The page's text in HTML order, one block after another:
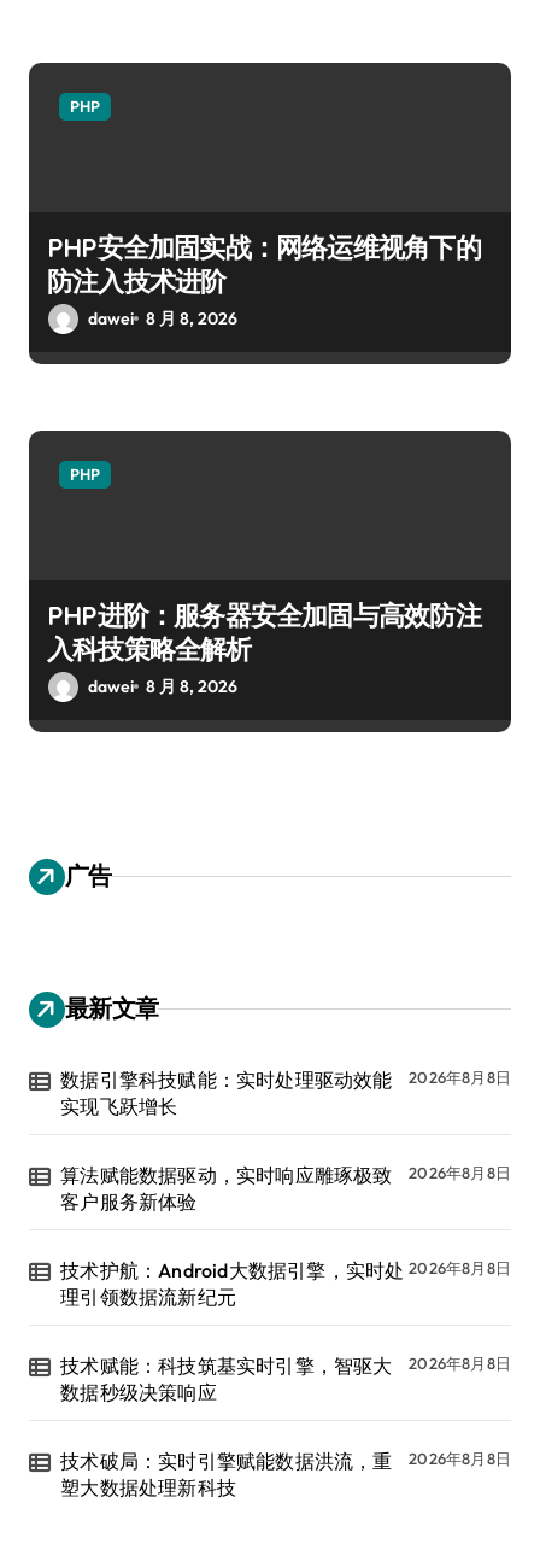
PHP
PHP安全加固实战：网络运维视角下的
防注入技术进阶
dawei 8 月 8, 2026
PHP
PHP进阶：服务器安全加固与高效防注
入科技策略全解析
dawei 8 月 8, 2026
广告
最新文章
数据引擎科技赋能：实时处理驱动效能
实现飞跃增长
2026年8月8日
算法赋能数据驱动，实时响应雕琢极致
客户服务新体验
2026年8月8日
技术护航：Android大数据引擎，实时处
理引领数据流新纪元
2026年8月8日
技术赋能：科技筑基实时引擎，智驱大
数据秒级决策响应
2026年8月8日
技术破局：实时引擎赋能数据洪流，重
塑大数据处理新科技
2026年8月8日